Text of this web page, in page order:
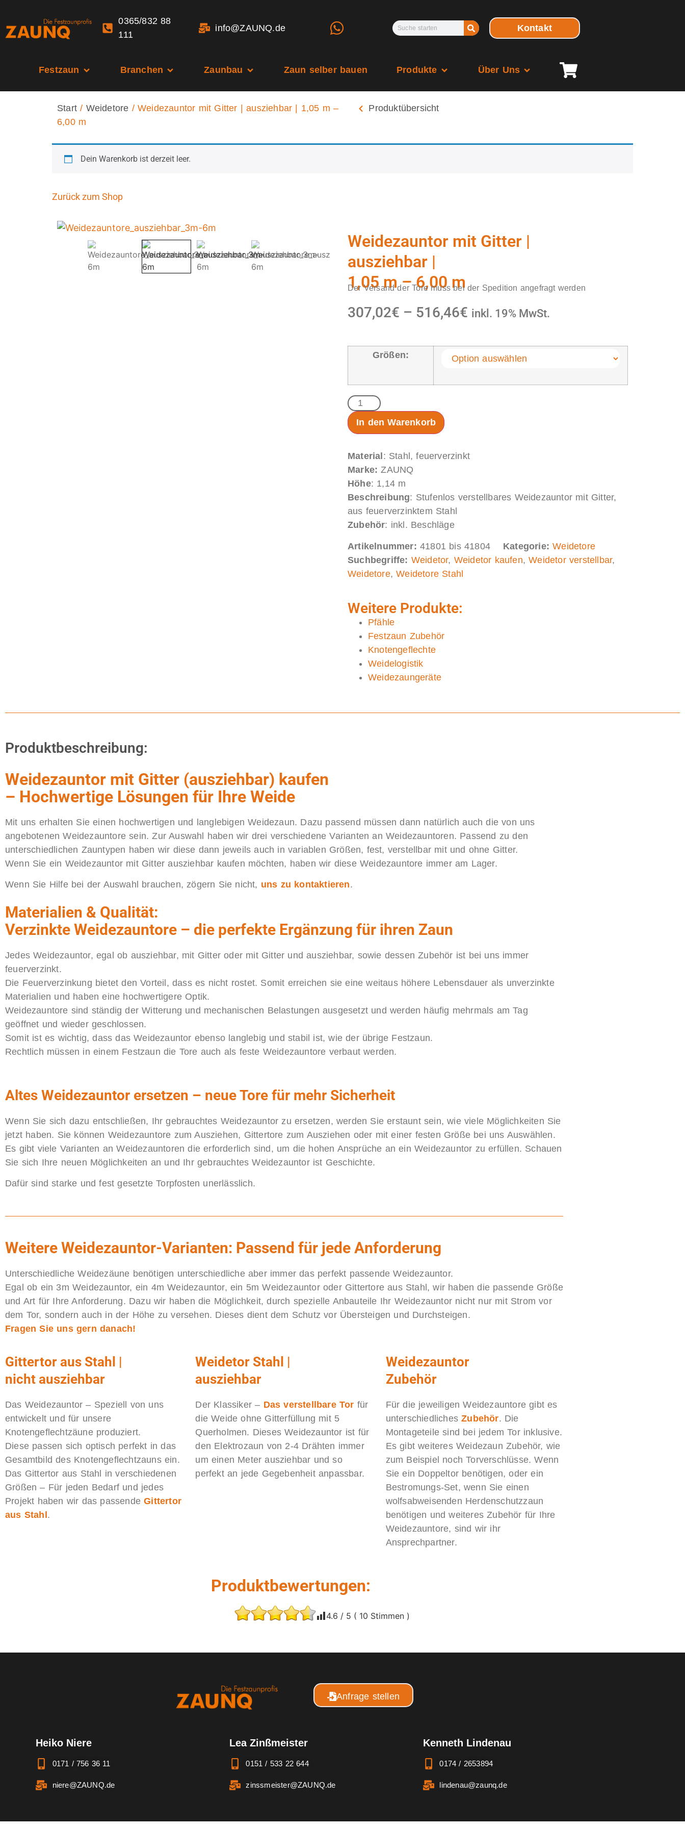
0365/832 88
111
info@ZAUNQ.de Kontakt
Festzaun Branchen Zaunbau Zaun selber bauen Produkte Über Uns
Start / Weidetore / Weidezauntor mit Gitter | ausziehbar | 1,05 m –
6,00 m
Produktübersicht
Dein Warenkorb ist derzeit leer.
Zurück zum Shop
Weidezauntor mit Gitter |
ausziehbar |
1,05 m – 6,00 m
Der Versand der Tore muss bei der Spedition angefragt werden
307,02€ – 516,46€ inkl. 19% MwSt.
Größen:
In den Warenkorb
Material : Stahl, feuerverzinkt
Marke:ZAUNQ
Höhe: 1,14 m
Beschreibung: Stufenlos verstellbares Weidezauntor mit Gitter,
aus feuerverzinktem Stahl
Zubehör: inkl. Beschläge
Artikelnummer: 41801 bis 41804 Kategorie: Weidetore
Suchbegriffe: Weidetor, Weidetor kaufen,Weidetor verstellbar,
Weidetore,Weidetore Stahl
Weitere Produkte:
Pfähle
Festzaun Zubehör
Knotengeflechte
Weidelogistik
Weidezaungeräte
Produktbeschreibung:
Weidezauntor mit Gitter (ausziehbar) kaufen
– Hochwertige Lösungen für Ihre Weide
Mit uns erhalten Sie einen hochwertigen und langlebigen Weidezaun. Dazu passend müssen dann natürlich auch die von uns
angebotenen Weidezauntore sein. Zur Auswahl haben wir drei verschiedene Varianten an Weidezauntoren. Passend zu den
unterschiedlichen Zauntypen haben wir diese dann jeweils auch in variablen Größen, fest, verstellbar mit und ohne Gitter.
Wenn Sie ein Weidezauntor mit Gitter ausziehbar kaufen möchten, haben wir diese Weidezauntore immer am Lager.
Wenn Sie Hilfe bei der Auswahl brauchen, zögern Sie nicht, uns zu kontaktieren.
Materialien & Qualität:
Verzinkte Weidezauntore – die perfekte Ergänzung für ihren Zaun
Jedes Weidezauntor, egal ob ausziehbar, mit Gitter oder mit Gitter und ausziehbar, sowie dessen Zubehör ist bei uns immer
feuerverzinkt.
Die Feuerverzinkung bietet den Vorteil, dass es nicht rostet. Somit erreichen sie eine weitaus höhere Lebensdauer als unverzinkte
Materialien und haben eine hochwertigere Optik.
Weidezauntore sind ständig der Witterung und mechanischen Belastungen ausgesetzt und werden häufig mehrmals am Tag
geöffnet und wieder geschlossen.
Somit ist es wichtig, dass das Weidezauntor ebenso langlebig und stabil ist, wie der übrige Festzaun.
Rechtlich müssen in einem Festzaun die Tore auch als feste Weidezauntore verbaut werden.
Altes Weidezauntor ersetzen – neue Tore für mehr Sicherheit
Wenn Sie sich dazu entschließen, Ihr gebrauchtes Weidezauntor zu ersetzen, werden Sie erstaunt sein, wie viele Möglichkeiten Sie
jetzt haben. Sie können Weidezauntore zum Ausziehen, Gittertore zum Ausziehen oder mit einer festen Größe bei uns Auswählen.
Es gibt viele Varianten an Weidezauntoren die erforderlich sind, um die hohen Ansprüche an ein Weidezauntor zu erfüllen. Schauen
Sie sich Ihre neuen Möglichkeiten an und Ihr gebrauchtes Weidezauntor ist Geschichte.
Dafür sind starke und fest gesetzte Torpfosten unerlässlich.
Weitere Weidezauntor-Varianten: Passend für jede Anforderung
Unterschiedliche Weidezäune benötigen unterschiedliche aber immer das perfekt passende Weidezauntor.
Egal ob ein 3m Weidezauntor, ein 4m Weidezauntor, ein 5m Weidezauntor oder Gittertore aus Stahl, wir haben die passende Größe
und Art für Ihre Anforderung. Dazu wir haben die Möglichkeit, durch spezielle Anbauteile Ihr Weidezauntor nicht nur mit Strom vor
dem Tor, sondern auch in der Höhe zu versehen. Dieses dient dem Schutz vor Übersteigen und Durchsteigen.
Fragen Sie uns gern danach!
Gittertor aus Stahl |
nicht ausziehbar
Das Weidezauntor – Speziell von uns
entwickelt und für unsere
Knotengeflechtzäune produziert.
Diese passen sich optisch perfekt in das
Gesamtbild des Knotengeflechtzauns ein.
Das Gittertor aus Stahl in verschiedenen
Größen – Für jeden Bedarf und jedes
Projekt haben wir das passende Gittertor
aus Stahl.
Weidetor Stahl |
ausziehbar
Der Klassiker – Das verstellbare Tor für
die Weide ohne Gitterfüllung mit 5
Querholmen. Dieses Weidezauntor ist für
den Elektrozaun von 2-4 Drähten immer
um einen Meter ausziehbar und so
perfekt an jede Gegebenheit anpassbar.
Weidezauntor
Zubehör
Für die jeweiligen Weidezauntore gibt es
unterschiedlichesZubehör. Die
Montageteile sind bei jedem Tor inklusive.
Es gibt weiteres Weidezaun Zubehör, wie
zum Beispiel noch Torverschlüsse. Wenn
Sie ein Doppeltor benötigen, oder ein
Bestromungs-Set, wenn Sie einen
wolfsabweisenden Herdenschutzzaun
benötigen und weiteres Zubehör für Ihre
Weidezauntore, sind wir ihr
Ansprechpartner.
Produktbewertungen:
4.6 / 5 ( 10 Stimmen )
Anfrage stellen
Heiko Niere
0171 / 756 36 11
niere@ZAUNQ.de
Lea Zinßmeister
0151 / 533 22 644
zinssmeister@ZAUNQ.de
Kenneth Lindenau
0174 / 2653894
lindenau@zaunq.de